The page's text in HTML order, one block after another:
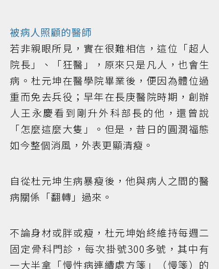
被病人照顧的醫師
若非親眼所見，實在很難相信，這位「超人
院長」、「狂醫」，原來只是凡人，也會生
病。杜元坤在醫學院畢業後，便因為體位過
重而免去兵役；早年在長庚醫院時期，創辦
人王永慶看到剛升外科部長的他，還曾說
「怎麼這麼大隻」。但是，昔日的圓潤福態
如今整個消風，外表更顯清瘦。
自從杜元坤生病暴瘦後，他與病人之間的醫
病關係「翻轉」過來。
不論身材或胖或瘦，杜元坤始終維持每週二
固定骨科門診，每次掛號300多號，其中有
一大半拿「慢性病連續處方箋」（慢箋）的